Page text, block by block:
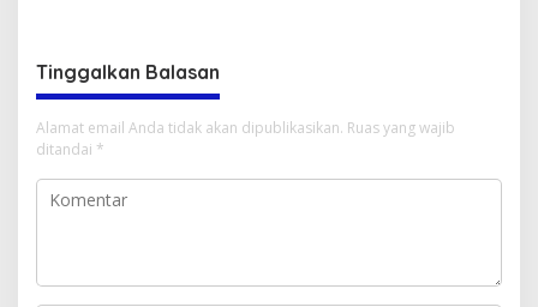
Tinggalkan Balasan
Alamat email Anda tidak akan dipublikasikan. Ruas yang wajib
ditandai *